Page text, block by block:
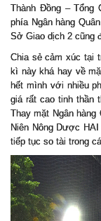
Thành Đồng – Tổng
phía Ngân hàng
Sở Giao dịch 2 cũng
Chia sẻ cảm xúc tại
kì này khá hay về
hết mình với nhiều
giá rất cao tinh thần
Thay mặt Ngân
Niên Nông Dược
tiếp tục so tài trong